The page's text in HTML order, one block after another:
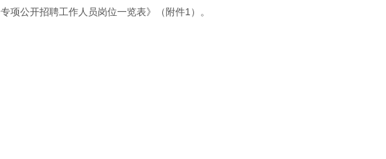
公开招聘工作人员岗位一览表》（附件1）。